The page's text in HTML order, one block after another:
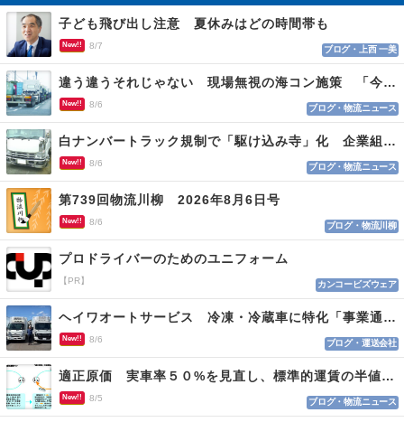
子ども飛び出し注意 夏休みはどの時間帯も
New!! 8/7 ブログ・上西 一美
違う違うそれじゃない 現場無視の海コン施策 「今でも平均２～３時間は待つ」
New!! 8/6 ブログ・物流ニュース
白ナンバートラック規制で「駆け込み寺」化 企業組合が入会基準を見直しへ
New!! 8/6 ブログ・物流ニュース
第739回物流川柳 2026年8月6日号
New!! 8/6 ブログ・物流川柳
プロドライバーのためのユニフォーム
【PR】 カンコービズウェア
ヘイワオートサービス 冷凍・冷蔵車に特化「事業通じ貢献目指す」
New!! 8/6 ブログ・運送会社
適正原価 実車率５０%を見直し、標準的運賃の半値の恐れも
New!! 8/5 ブログ・物流ニュース